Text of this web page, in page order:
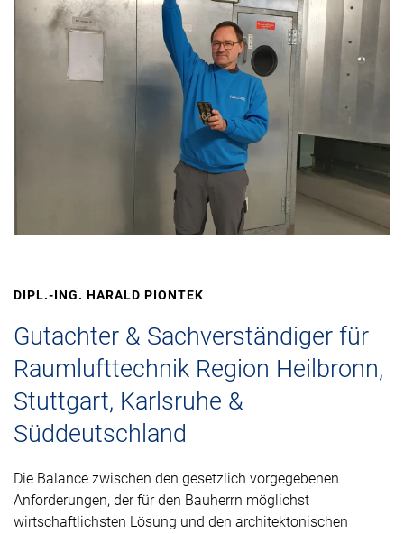
DIPL.-ING. HARALD PIONTEK
Gutachter & Sachverständiger für
Raumlufttechnik Region Heilbronn,
Stuttgart, Karlsruhe &
Süddeutschland
Die Balance zwischen den gesetzlich vorgegebenen
Anforderungen, der für den Bauherrn möglichst
wirtschaftlichsten Lösung und den architektonischen